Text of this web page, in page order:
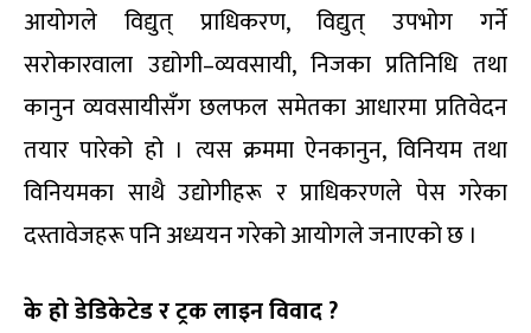
आयोगले विद्युत् प्राधिकरण, विद्युत् उपभोग गर्ने
सरोकारवाला उद्योगी–व्यवसायी, निजका प्रतिनिधि तथा
कानुन व्यवसायीसँग छलफल समेतका आधारमा प्रतिवेदन
तयार पारेको हो । त्यस क्रममा ऐनकानुन, विनियम तथा
विनियमका साथै उद्योगीहरू र प्राधिकरणले पेस गरेका
दस्तावेजहरू पनि अध्ययन गरेको आयोगले जनाएको छ ।
के हो डेडिकेटेड र ट्र‌क लाइन विवाद ?